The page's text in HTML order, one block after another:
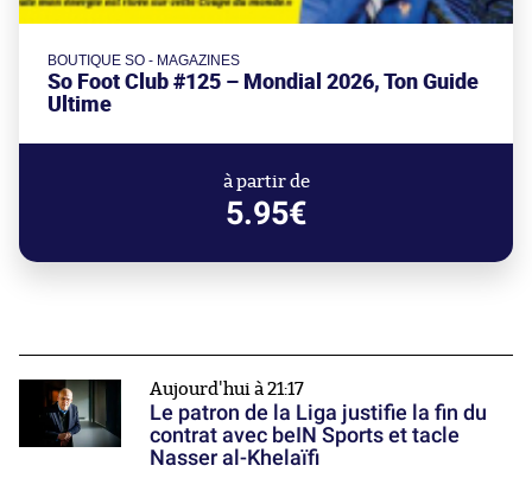
BOUTIQUE SO - MAGAZINES
So Foot Club #125 – Mondial 2026, Ton Guide
Ultime
à partir de
5.95€
Aujourd'hui à 21:17
Le patron de la Liga justifie la fin du
contrat avec beIN Sports et tacle
Nasser al-Khelaïfi